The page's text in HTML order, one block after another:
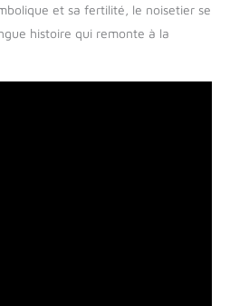
et sa fertilité, le noisetier se
histoire qui remonte à la